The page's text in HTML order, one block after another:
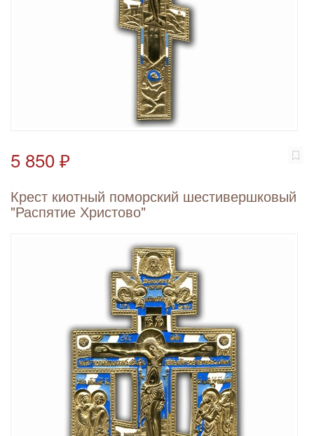
5 850 ₽
Крест киотный поморский шестивершковый
"Распятие Христово"